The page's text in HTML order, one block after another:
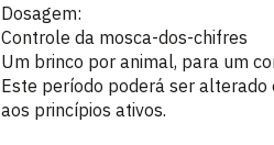
Dosagem:
Controle da mosca-dos-chifres
Um brinco por animal, para um
Este período poderá ser alterado
aos princípios ativos.